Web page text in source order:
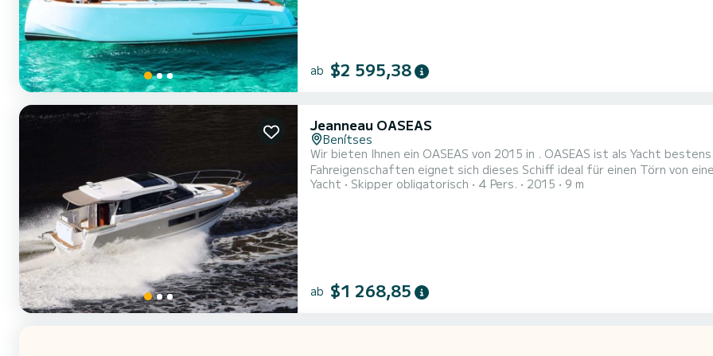
ab $2 595,38
Jeanneau OASEAS
Benítses
Wir bieten Ihnen ein OASEAS von 2015 in . OASEAS ist als Yacht
Fahreigenschaften eignet sich dieses Schiff ideal für einen Törn von einer Woche und mehr. Das
Komfort und eine Kapazität von 4 Personen. Mit einer Gesamtlänge
Yacht Skipper obligatorisch 4 Pers. 2015 9 m
ab $1 268,85